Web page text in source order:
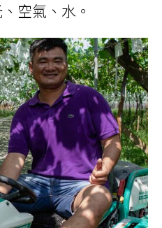
空氣、水。